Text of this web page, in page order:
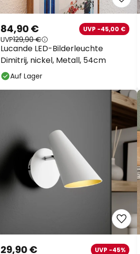
Lucande LED-Bilderleuchte
Dimitrij, nickel, Metall, 54cm
84,90 € UVP -45,00 €
UVP129,90 €
Auf Lager
29,90 € UVP -45%